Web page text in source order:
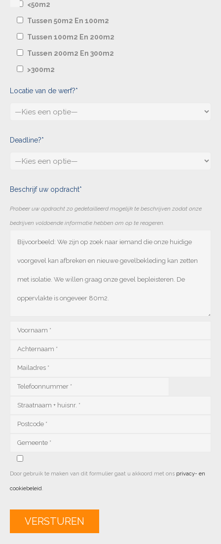
<50m2
Tussen 50m2 En 100m2
Tussen 100m2 En 200m2
Tussen 200m2 En 300m2
>300m2
Locatie van de werf?*
Deadline?*
Beschrijf uw opdracht*
Probeer uw opdracht zo gedetailleerd mogelijk te beschrijven zodat onze
bedrijven voldoende informatie hebben om op te reageren.
Door gebruik te maken van dit formulier gaat u akkoord met ons privacy- en
cookiebeleid.